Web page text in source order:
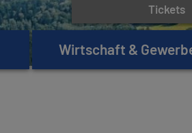
Wirtschaft &
Tickets